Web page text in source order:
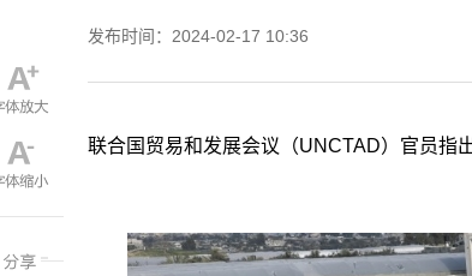
发布时间：2024-02-17 10:36
联合国贸易和发展会议（UNCTAD）官员指